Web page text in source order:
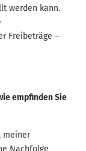
werden kann.
Freibeträge –
empfinden Sie
meiner
Nachfolge